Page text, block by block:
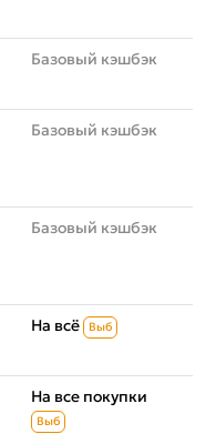
Базовый кэшбэк
Базовый кэшбэк
Базовый кэшбэк
На всё Выб
На все покупки
Выб